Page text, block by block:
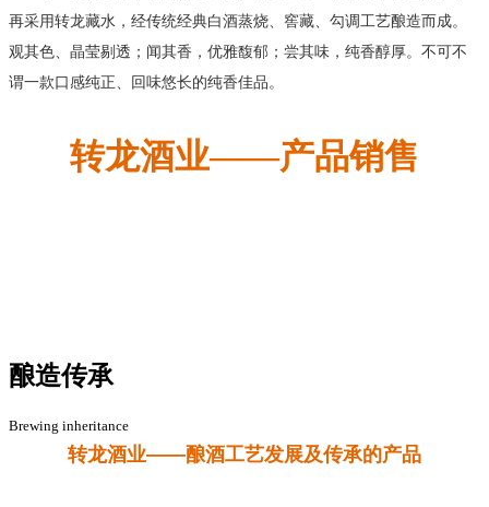
再采用转龙藏水，经传统经典白酒蒸烧、窖藏、勾调工艺酿造而成。
观其色、晶莹剔透；闻其香，优雅馥郁；尝其味，纯香醇厚。不可不
谓一款口感纯正、回味悠长的纯香佳品。
转龙酒业——产品销售
酿造传承
Brewing inheritance
转龙酒业——酿酒工艺发展及传承的产品